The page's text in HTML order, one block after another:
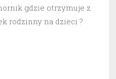
gdzie otrzymuje z
rodzinny na dzieci ?